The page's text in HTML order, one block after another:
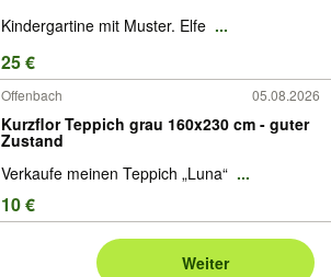
Kindergartine mit Muster. Elfe ...
25 €
Offenbach 05.08.2026
Kurzflor Teppich grau 160x230 cm - guter
Zustand
Verkaufe meinen Teppich „Luna“ ...
10 €
Weiter